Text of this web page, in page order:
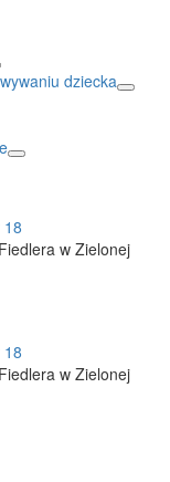
dziecka
w Zielonej
w Zielonej